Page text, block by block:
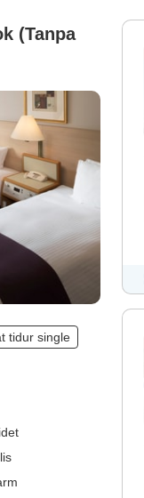
(Tanpa
tidur single